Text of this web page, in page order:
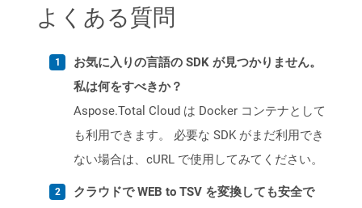
よくある質問
お気に入りの言語の SDK が見つかりません。
私は何をすべきか？
Aspose.Total Cloud は Docker コンテナとして
も利用できます。 必要な SDK がまだ利用でき
ない場合は、cURL で使用してみてください。
クラウドで WEB to TSV を変換しても安全で